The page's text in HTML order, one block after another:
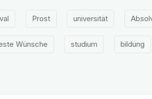
Prost universität
Wünsche studium bildung